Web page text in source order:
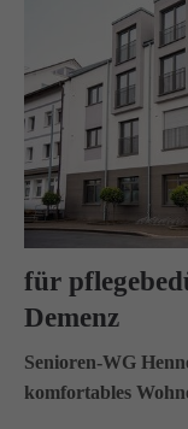
für
Demenz
Senioren-WG
komfortables